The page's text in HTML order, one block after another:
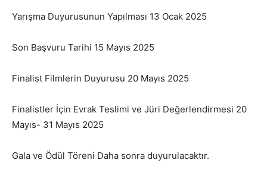
Yarışma Duyurusunun Yapılması 13 Ocak 2025
Son Başvuru Tarihi 15 Mayıs 2025
Finalist Filmlerin Duyurusu 20 Mayıs 2025
Finalistler İçin Evrak Teslimi ve Jüri Değerlendirmesi 20
Mayıs- 31 Mayıs 2025
Gala ve Ödül Töreni Daha sonra duyurulacaktır.